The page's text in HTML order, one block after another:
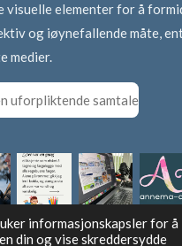
informasjonskapsler for å
din og vise skreddersydde
visuelle elementer for å
og iøynefallende måte,
medier.
uforpliktende samtale